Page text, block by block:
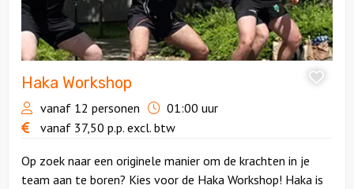
Haka Workshop
vanaf 12 personen
01:00 uur
vanaf 37,50 p.p. excl. btw
Op zoek naar een originele manier om de krachten in je
team aan te boren? Kies voor de Haka Workshop! Haka is